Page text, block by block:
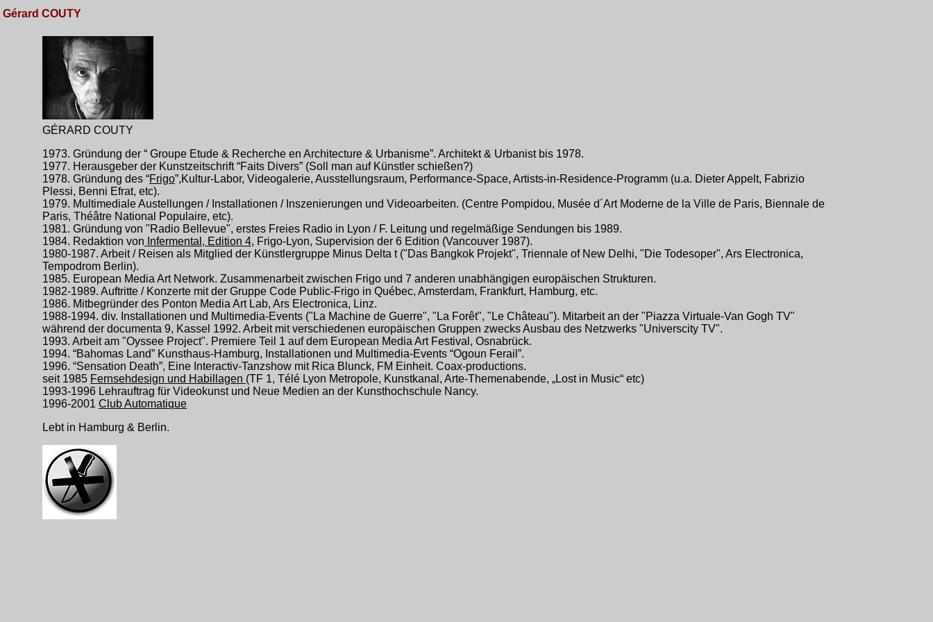
Gérard COUTY
GÉRARD COUTY
1973. Gründung der “ Groupe Etude & Recherche en Architecture & Urbanisme”. Architekt & Urbanist bis 1978.
1977. Herausgeber der Kunstzeitschrift “Faits Divers” (Soll man auf Künstler schießen?)
1978. Gründung des “Frigo”,Kultur-Labor, Videogalerie, Ausstellungsraum, Performance-Space, Artists-in-Residence-Programm (u.a. Dieter Appelt, Fabrizio
Plessi, Benni Efrat, etc).
1979. Multimediale Austellungen / Installationen / Inszenierungen und Videoarbeiten. (Centre Pompidou, Musée d´Art Moderne de la Ville de Paris, Biennale de
Paris, Théâtre National Populaire, etc).
1981. Gründung von "Radio Bellevue", erstes Freies Radio in Lyon / F. Leitung und regelmäßige Sendungen bis 1989.
1984. Redaktion von Infermental, Edition 4, Frigo-Lyon, Supervision der 6 Edition (Vancouver 1987).
1980-1987. Arbeit / Reisen als Mitglied der Künstlergruppe Minus Delta t ("Das Bangkok Projekt", Triennale of New Delhi, "Die Todesoper", Ars Electronica,
Tempodrom Berlin).
1985. European Media Art Network. Zusammenarbeit zwischen Frigo und 7 anderen unabhängigen europäischen Strukturen.
1982-1989. Auftritte / Konzerte mit der Gruppe Code Public-Frigo in Québec, Amsterdam, Frankfurt, Hamburg, etc.
1986. Mitbegründer des Ponton Media Art Lab, Ars Electronica, Linz.
1988-1994. div. Installationen und Multimedia-Events ("La Machine de Guerre", "La Forêt", "Le Château"). Mitarbeit an der "Piazza Virtuale-Van Gogh TV"
während der documenta 9, Kassel 1992. Arbeit mit verschiedenen europäischen Gruppen zwecks Ausbau des Netzwerks "Universcity TV".
1993. Arbeit am "Oyssee Project". Premiere Teil 1 auf dem European Media Art Festival, Osnabrück.
1994. “Bahomas Land” Kunsthaus-Hamburg, Installationen und Multimedia-Events “Ogoun Ferail”.
1996. “Sensation Death”, Eine Interactiv-Tanzshow mit Rica Blunck, FM Einheit. Coax-productions.
seit 1985 Fernsehdesign und Habillagen (TF 1, Télé Lyon Metropole, Kunstkanal, Arte-Themenabende, „Lost in Music“ etc)
1993-1996 Lehrauftrag für Videokunst und Neue Medien an der Kunsthochschule Nancy.
1996-2001 Club Automatique
Lebt in Hamburg & Berlin.